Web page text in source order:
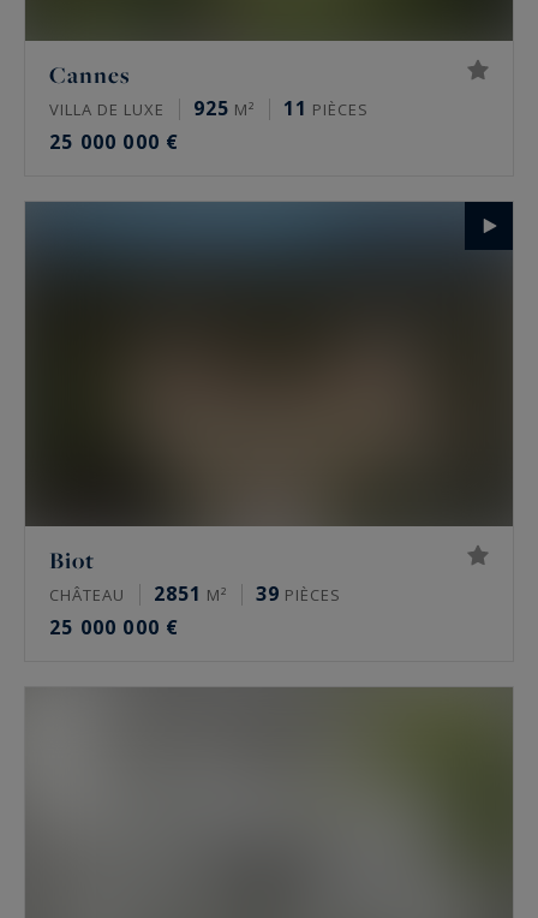
Cannes
VILLA DE LUXE 925 M² 11 PIÈCES
25 000 000 €
Biot
CHÂTEAU 2851 M² 39 PIÈCES
25 000 000 €